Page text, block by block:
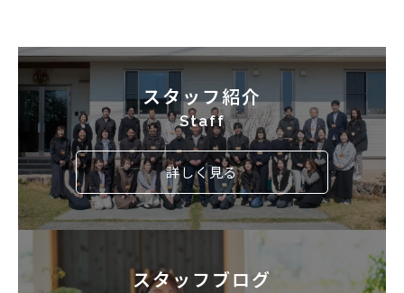
スタッフ紹介
Staff
詳しく見る
スタッフブログ